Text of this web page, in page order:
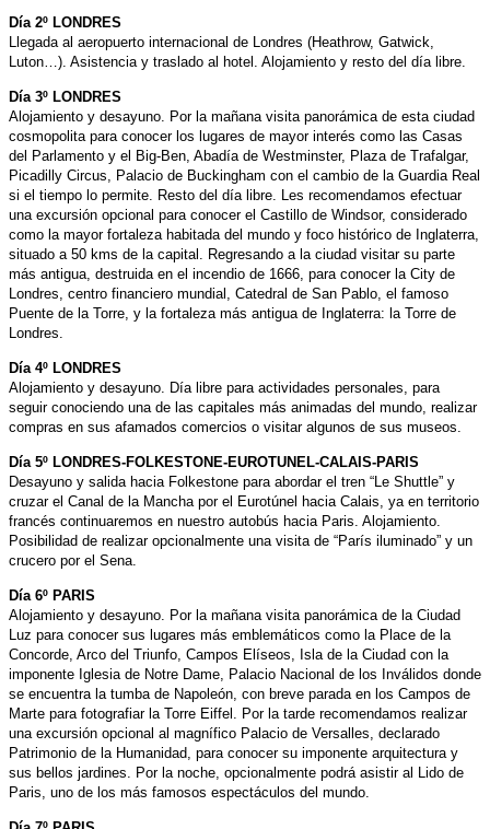
Día 2º LONDRES
Llegada al aeropuerto internacional de Londres (Heathrow, Gatwick,
Luton…). Asistencia y traslado al hotel. Alojamiento y resto del día libre.
Día 3º LONDRES
Alojamiento y desayuno. Por la mañana visita panorámica de esta ciudad
cosmopolita para conocer los lugares de mayor interés como las Casas
del Parlamento y el Big-Ben, Abadía de Westminster, Plaza de Trafalgar,
Picadilly Circus, Palacio de Buckingham con el cambio de la Guardia Real
si el tiempo lo permite. Resto del día libre. Les recomendamos efectuar
una excursión opcional para conocer el Castillo de Windsor, considerado
como la mayor fortaleza habitada del mundo y foco histórico de Inglaterra,
situado a 50 kms de la capital. Regresando a la ciudad visitar su parte
más antigua, destruida en el incendio de 1666, para conocer la City de
Londres, centro financiero mundial, Catedral de San Pablo, el famoso
Puente de la Torre, y la fortaleza más antigua de Inglaterra: la Torre de
Londres.
Día 4º LONDRES
Alojamiento y desayuno. Día libre para actividades personales, para
seguir conociendo una de las capitales más animadas del mundo, realizar
compras en sus afamados comercios o visitar algunos de sus museos.
Día 5º LONDRES-FOLKESTONE-EUROTUNEL-CALAIS-PARIS
Desayuno y salida hacia Folkestone para abordar el tren “Le Shuttle” y
cruzar el Canal de la Mancha por el Eurotúnel hacia Calais, ya en territorio
francés continuaremos en nuestro autobús hacia Paris. Alojamiento.
Posibilidad de realizar opcionalmente una visita de “París iluminado” y un
crucero por el Sena.
Día 6º PARIS
Alojamiento y desayuno. Por la mañana visita panorámica de la Ciudad
Luz para conocer sus lugares más emblemáticos como la Place de la
Concorde, Arco del Triunfo, Campos Elíseos, Isla de la Ciudad con la
imponente Iglesia de Notre Dame, Palacio Nacional de los Inválidos donde
se encuentra la tumba de Napoleón, con breve parada en los Campos de
Marte para fotografiar la Torre Eiffel. Por la tarde recomendamos realizar
una excursión opcional al magnífico Palacio de Versalles, declarado
Patrimonio de la Humanidad, para conocer su imponente arquitectura y
sus bellos jardines. Por la noche, opcionalmente podrá asistir al Lido de
Paris, uno de los más famosos espectáculos del mundo.